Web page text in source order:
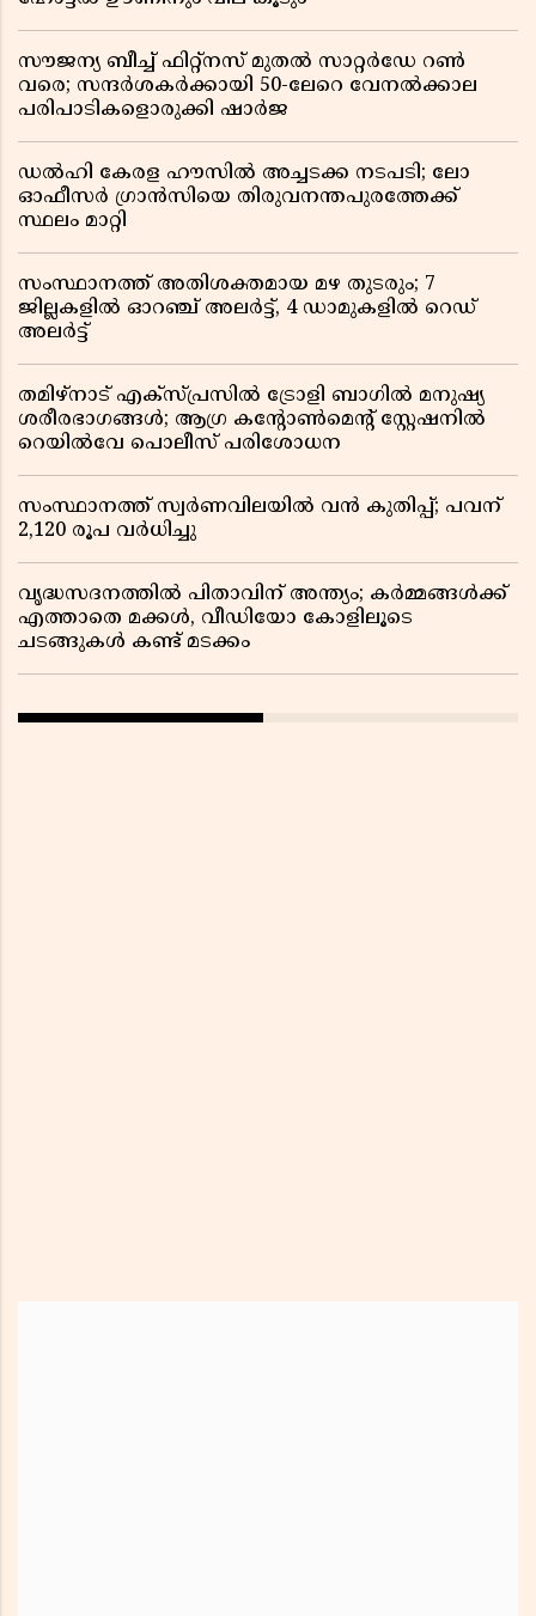
സൗജന്യ ബീച്ച് ഫിറ്റ്നസ് മുതൽ സാറ്റർഡേ റൺ
വരെ; സന്ദർശകർക്കായി 50-ലേറെ വേനൽക്കാല
പരിപാടികളൊരുക്കി ഷാർജ
ഡൽഹി കേരള ഹൗസിൽ അച്ചടക്ക നടപടി; ലോ
ഓഫീസർ ഗ്രാൻസിയെ തിരുവനന്തപുരത്തേക്ക്
സ്ഥലം മാറ്റി
സംസ്ഥാനത്ത് അതിശക്തമായ മഴ തുടരും; 7
ജില്ലകളിൽ ഓറഞ്ച് അലർട്ട്, 4 ഡാമുകളിൽ റെഡ്
അലർട്ട്
തമിഴ്‌നാട് എക്സ്പ്രസിൽ ട്രോളി ബാഗിൽ മനുഷ്യ
ശരീരഭാഗങ്ങൾ; ആഗ്ര കൻ്റോൺമെൻ്റ് സ്റ്റേഷനിൽ
റെയിൽവേ പൊലീസ് പരിശോധന
സംസ്ഥാനത്ത് സ്വര്‍ണവിലയില്‍ വന്‍ കുതിപ്പ്; പവന്
2,120 രൂപ വര്‍ധിച്ചു
വൃദ്ധസദനത്തിൽ പിതാവിന് അന്ത്യം; കർമ്മങ്ങൾക്ക്
എത്താതെ മക്കൾ, വീഡിയോ കോളിലൂടെ
ചടങ്ങുകൾ കണ്ട് മടക്കം